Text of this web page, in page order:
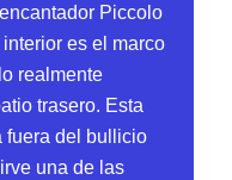
Piccolo
es el marco
realmente
trasero. Esta
fuera del bullicio
una de las